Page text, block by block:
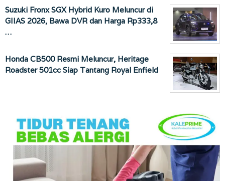
Suzuki Fronx SGX Hybrid Kuro Meluncur di
GIIAS 2026, Bawa DVR dan Harga Rp333,8
…
Honda CB500 Resmi Meluncur, Heritage
Roadster 501cc Siap Tantang Royal Enfield